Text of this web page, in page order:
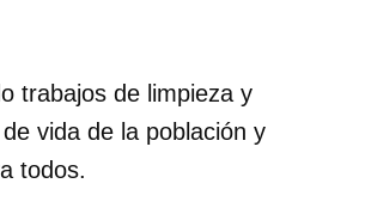
trabajos de limpieza y
vida de la población y
todos.